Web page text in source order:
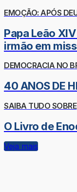
EMOÇÃO: APÓS
Papa Leão
irmão em
DEMOCRACIA NO
40 ANOS DE
SAIBA TUDO SOBRE
O Livro de
Veja mais